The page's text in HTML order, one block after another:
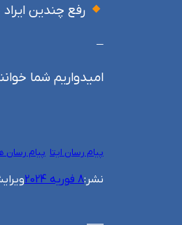
رفع چندین
–
امیدواریم شما
پیام رسان ایتا پیام رسان
نشر:8 فوریه 2024